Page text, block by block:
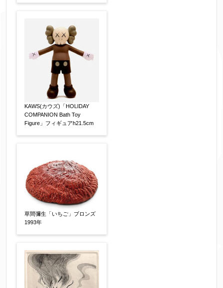
KAWS(カウズ)「HOLIDAY
COMPANION Bath Toy
Figure」フィギュアh21.5cm
草間彌生「いちご」ブロンズ
1993年